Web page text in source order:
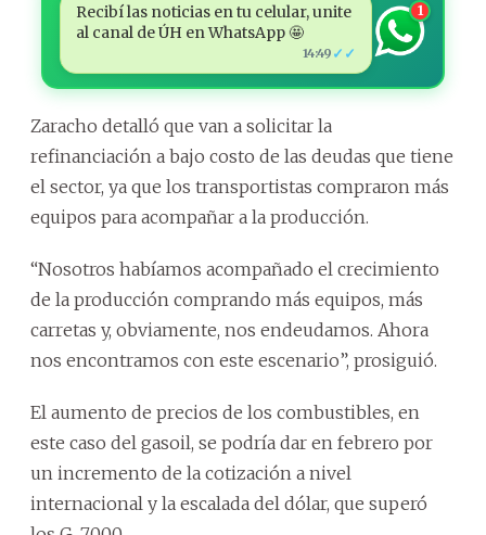
Recibí las noticias en tu celular, unite
al canal de ÚH en WhatsApp 🤩
14:49 ✓✓
1
Zaracho detalló que van a solicitar la
refinanciación a bajo costo de las deudas que tiene
el sector, ya que los transportistas compraron más
equipos para acompañar a la producción.
“Nosotros habíamos acompañado el crecimiento
de la producción comprando más equipos, más
carretas y, obviamente, nos endeudamos. Ahora
nos encontramos con este escenario”, prosiguió.
El aumento de precios de los combustibles, en
este caso del gasoil, se podría dar en febrero por
un incremento de la cotización a nivel
internacional y la escalada del dólar, que superó